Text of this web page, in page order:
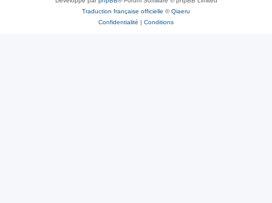
Traduction française officielle ©Qiaeru
Confidentialité | Conditions